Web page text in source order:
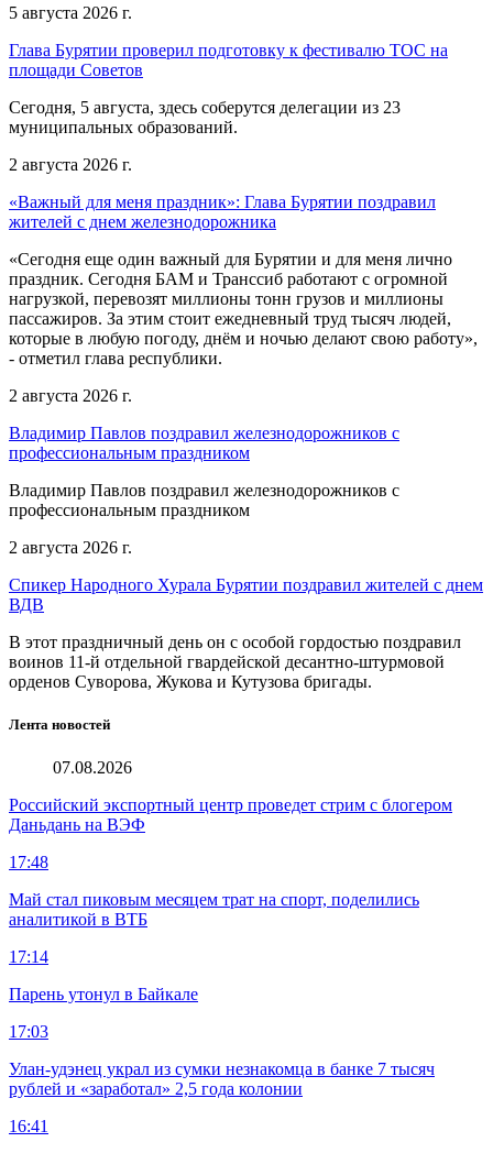
5 августа 2026 г.
Глава Бурятии проверил подготовку к фестивалю ТОС на
площади Советов
Сегодня, 5 августа, здесь соберутся делегации из 23
муниципальных образований.
2 августа 2026 г.
«Важный для меня праздник»: Глава Бурятии поздравил
жителей с днем железнодорожника
«Сегодня еще один важный для Бурятии и для меня лично
праздник. Сегодня БАМ и Транссиб работают с огромной
нагрузкой, перевозят миллионы тонн грузов и миллионы
пассажиров. За этим стоит ежедневный труд тысяч людей,
которые в любую погоду, днём и ночью делают свою работу»,
- отметил глава республики.
2 августа 2026 г.
Владимир Павлов поздравил железнодорожников с
профессиональным праздником
Владимир Павлов поздравил железнодорожников с
профессиональным праздником
2 августа 2026 г.
Спикер Народного Хурала Бурятии поздравил жителей с днем
ВДВ
В этот праздничный день он с особой гордостью поздравил
воинов 11-й отдельной гвардейской десантно-штурмовой
орденов Суворова, Жукова и Кутузова бригады.
Лента новостей
07.08.2026
Российский экспортный центр проведет стрим с блогером
Даньдань на ВЭФ
17:48
Май стал пиковым месяцем трат на спорт, поделились
аналитикой в ВТБ
17:14
Парень утонул в Байкале
17:03
Улан-удэнец украл из сумки незнакомца в банке 7 тысяч
рублей и «заработал» 2,5 года колонии
16:41